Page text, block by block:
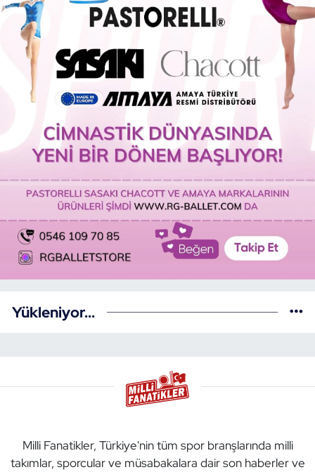
Yükleniyor...
Milli Fanatikler, Türkiye'nin tüm spor branşlarında milli
takımlar, sporcular ve müsabakalara dair son haberler ve